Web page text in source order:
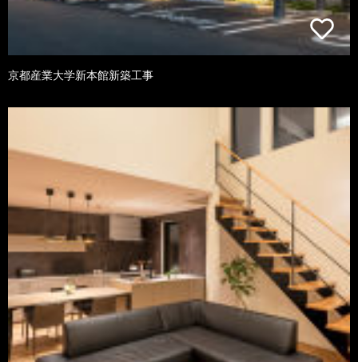
京都産業大学新本館新築工事